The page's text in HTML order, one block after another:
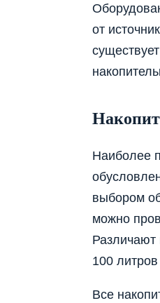
от
Наиболее
выбором
можно
Различают
100
Все